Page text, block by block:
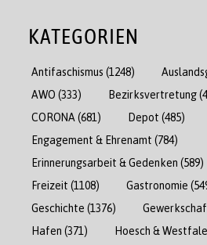
KATEGORIEN
Antifaschismus (1248)
AWO (333) Bezirksvertretung
CORONA (681) Depot (485)
Engagement & Ehrenamt (784)
Erinnerungsarbeit & Gedenken (589)
Freizeit (1108) Gastronomie
Geschichte (1376)
Hafen (371) Hoesch &